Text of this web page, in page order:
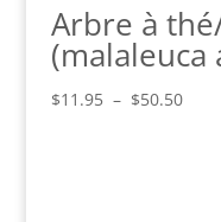
Arbre à
$11.95 – $50.50Plage